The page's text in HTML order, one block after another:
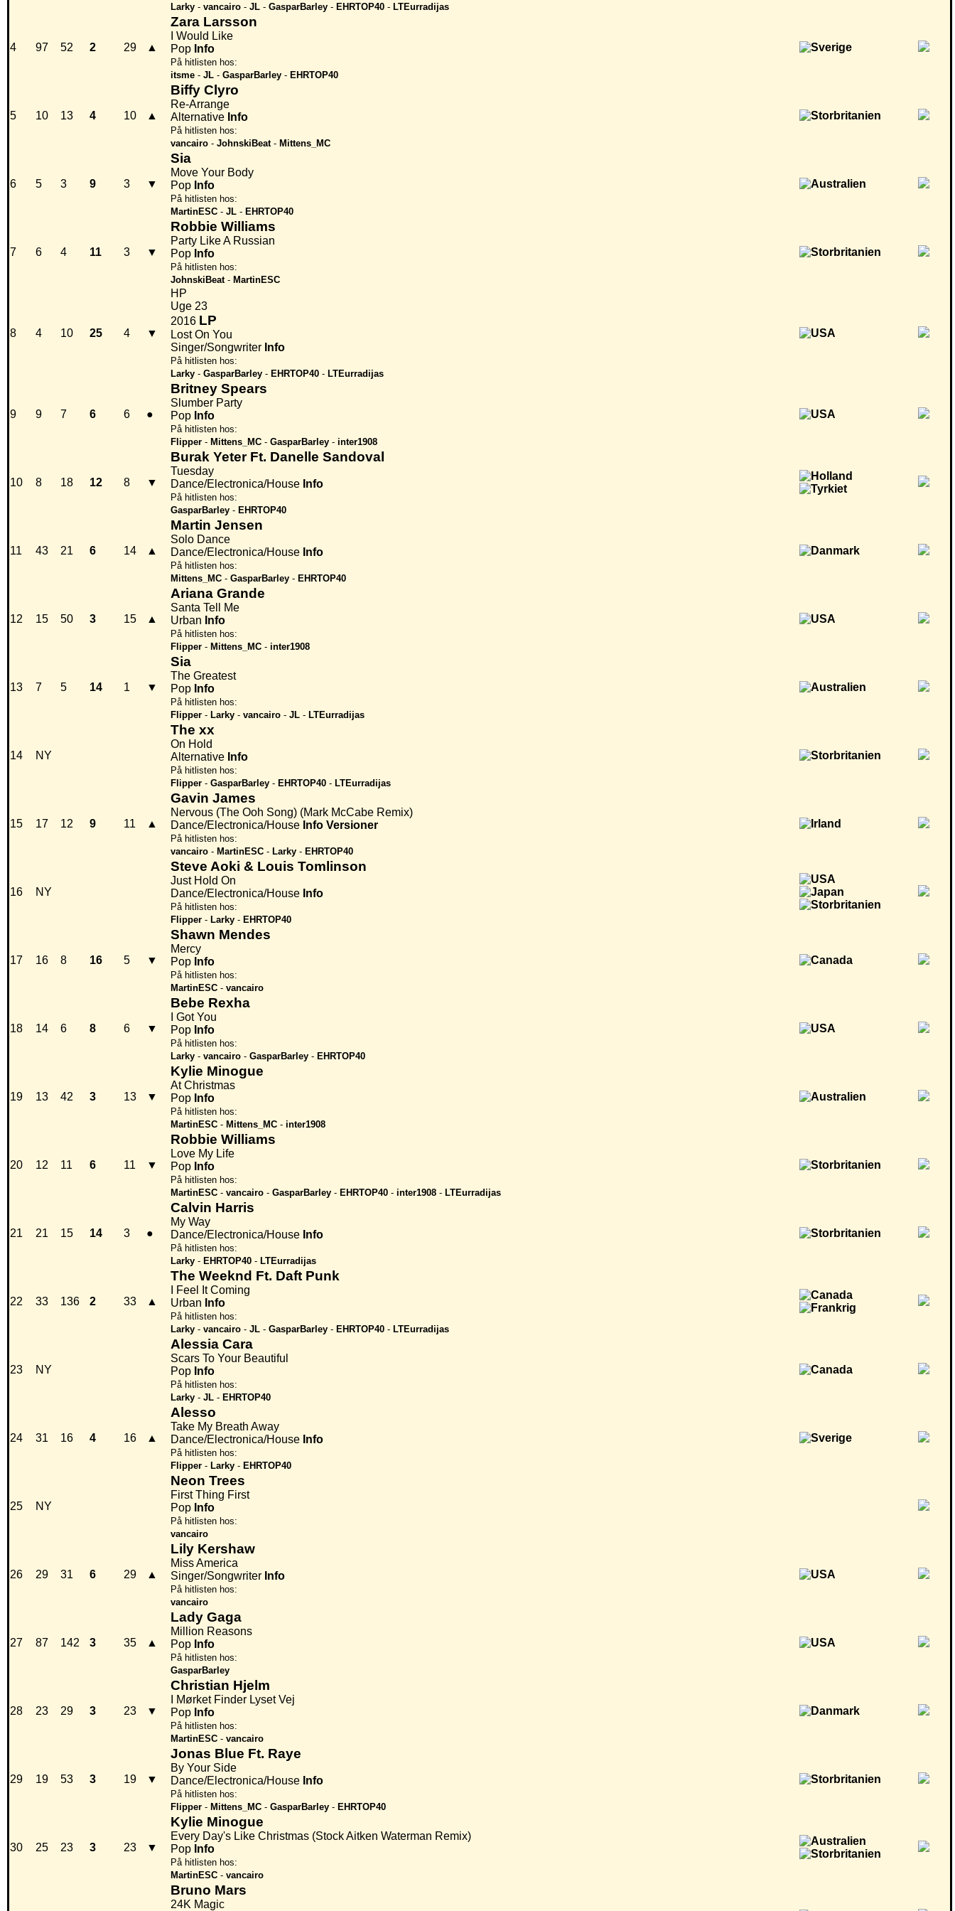
Larky - vancairo - JL - GasparBarley - EHRTOP40 - LTEurradijas
4 97 52 2 29 ▲
Zara Larsson
I Would Like
Pop Info
På hitlisten hos:
itsme - JL - GasparBarley - EHRTOP40
5 10 13 4 10 ▲
Biffy Clyro
Re-Arrange
Alternative Info
På hitlisten hos:
vancairo - JohnskiBeat- Mittens_MC
6 5 3 9 3 ▼
Sia
Move Your Body
Pop Info
På hitlisten hos:
MartinESC - JL - EHRTOP40
7 6 4 11 3 ▼
Robbie Williams
Party Like A Russian
Pop Info
På hitlisten hos:
JohnskiBeat- MartinESC
8 4 10 25 4 ▼
HP
Uge 23
2016 LP
Lost On You
Singer/Songwriter Info
På hitlisten hos:
Larky - GasparBarley - EHRTOP40 - LTEurradijas
9 9 7 6 6 ●
Britney Spears
Slumber Party
Pop Info
På hitlisten hos:
Flipper - Mittens_MC - GasparBarley - inter1908
10 8 18 12 8 ▼
Burak Yeter Ft. Danelle Sandoval
Tuesday
Dance/Electronica/House Info
På hitlisten hos:
GasparBarley - EHRTOP40
11 43 21 6 14 ▲
Martin Jensen
Solo Dance
Dance/Electronica/House Info
På hitlisten hos:
Mittens_MC - GasparBarley - EHRTOP40
12 15 50 3 15 ▲
Ariana Grande
Santa Tell Me
Urban Info
På hitlisten hos:
Flipper - Mittens_MC - inter1908
13 7 5 14 1 ▼
Sia
The Greatest
Pop Info
På hitlisten hos:
Flipper - Larky - vancairo - JL - LTEurradijas
14 NY
The xx
On Hold
Alternative Info
På hitlisten hos:
Flipper - GasparBarley - EHRTOP40 - LTEurradijas
15 17 12 9 11 ▲
Gavin James
Nervous (The Ooh Song) (Mark McCabe Remix)
Dance/Electronica/House Info Versioner
På hitlisten hos:
vancairo - MartinESC - Larky - EHRTOP40
16 NY
Steve Aoki & Louis Tomlinson
Just Hold On
Dance/Electronica/House Info
På hitlisten hos:
Flipper - Larky - EHRTOP40
17 16 8 16 5 ▼
Shawn Mendes
Mercy
Pop Info
På hitlisten hos:
MartinESC - vancairo
18 14 6 8 6 ▼
Bebe Rexha
I Got You
Pop Info
På hitlisten hos:
Larky - vancairo - GasparBarley - EHRTOP40
19 13 42 3 13 ▼
Kylie Minogue
At Christmas
Pop Info
På hitlisten hos:
MartinESC - Mittens_MC - inter1908
20 12 11 6 11 ▼
Robbie Williams
Love My Life
Pop Info
På hitlisten hos:
MartinESC - vancairo - GasparBarley - EHRTOP40 - inter1908 - LTEurradijas
21 21 15 14 3 ●
Calvin Harris
My Way
Dance/Electronica/House Info
På hitlisten hos:
Larky - EHRTOP40 - LTEurradijas
22 33 136 2 33 ▲
The Weeknd Ft. Daft Punk
I Feel It Coming
Urban Info
På hitlisten hos:
Larky - vancairo - JL - GasparBarley - EHRTOP40 - LTEurradijas
23 NY
Alessia Cara
Scars To Your Beautiful
Pop Info
På hitlisten hos:
Larky - JL - EHRTOP40
24 31 16 4 16 ▲
Alesso
Take My Breath Away
Dance/Electronica/House Info
På hitlisten hos:
Flipper - Larky - EHRTOP40
25 NY
Neon Trees
First Thing First
Pop Info
På hitlisten hos:
vancairo
26 29 31 6 29 ▲
Lily Kershaw
Miss America
Singer/Songwriter Info
På hitlisten hos:
vancairo
27 87 142 3 35 ▲
Lady Gaga
Million Reasons
Pop Info
På hitlisten hos:
GasparBarley
28 23 29 3 23 ▼
Christian Hjelm
I Mørket Finder Lyset Vej
Pop Info
På hitlisten hos:
MartinESC - vancairo
29 19 53 3 19 ▼
Jonas Blue Ft. Raye
By Your Side
Dance/Electronica/House Info
På hitlisten hos:
Flipper - Mittens_MC - GasparBarley - EHRTOP40
30 25 23 3 23 ▼
Kylie Minogue
Every Day's Like Christmas (Stock Aitken Waterman Remix)
Pop Info
På hitlisten hos:
MartinESC - vancairo
Bruno Mars
24K Magic